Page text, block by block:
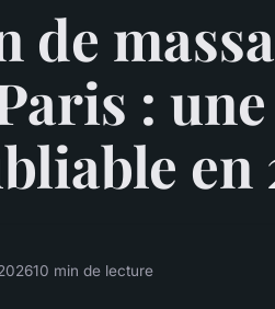
de
: une
en
10 min de lecture